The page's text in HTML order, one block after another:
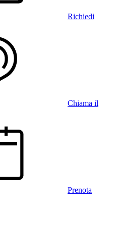
Richiedi
Chiama il
Prenota